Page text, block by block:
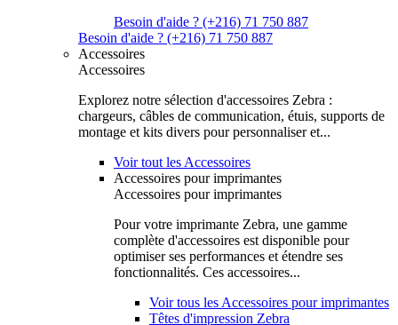
Besoin d'aide ? (+216) 71 750 887
Besoin d'aide ? (+216) 71 750 887
Accessoires
Accessoires
Explorez notre sélection d'accessoires Zebra :
chargeurs, câbles de communication, étuis, supports de
montage et kits divers pour personnaliser et...
Voir tout les Accessoires
Accessoires pour imprimantes
Accessoires pour imprimantes
Pour votre imprimante Zebra, une gamme
complète d'accessoires est disponible pour
optimiser ses performances et étendre ses
fonctionnalités. Ces accessoires...
Voir tous les Accessoires pour imprimantes
Têtes d'impression Zebra